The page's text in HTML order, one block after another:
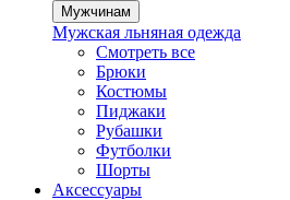
Мужчинам
Мужская льняная одежда
Смотреть все
Брюки
Костюмы
Пиджаки
Рубашки
Футболки
Шорты
Аксессуары